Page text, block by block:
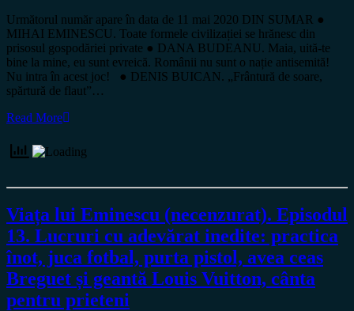
Următorul număr apare în data de 11 mai 2020 DIN SUMAR ●
MIHAI EMINESCU. Toate formele civilizației se hrănesc din
prisosul gospodăriei private ● DANA BUDEANU. Maia, uită-te
bine la mine, eu sunt evreică. Românii nu sunt o nație antisemită!
Nu intra în acest joc! ● DENIS BUICAN. „Frântură de soare,
spărtură de flaut”…
Read More
Viața lui Eminescu (necenzurat). Episodul
13. Lucruri cu adevărat inedite: practica
înot, juca fotbal, purta pistol, avea ceas
Breguet și geantă Louis Vuitton, cânta
pentru prieteni